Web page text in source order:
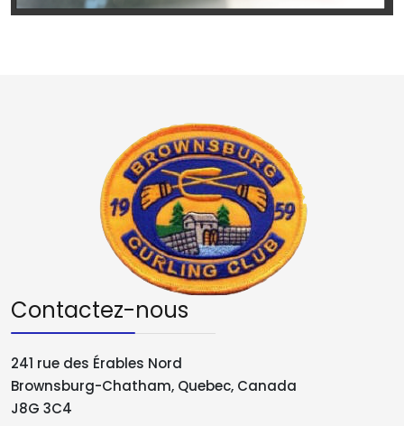
Contactez-nous
241 rue des Érables Nord
Brownsburg-Chatham, Quebec, Canada
J8G 3C4